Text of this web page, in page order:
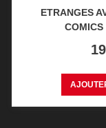
ETRANGES
Prix